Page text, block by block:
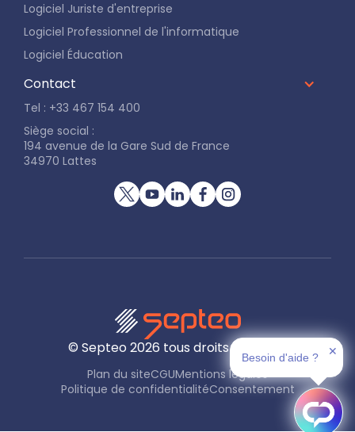
Logiciel Juriste d'entreprise
Logiciel Professionnel de l'informatique
Logiciel Éducation
Contact
Tel : +33 467 154 400
Siège social :
194 avenue de la Gare Sud de France
34970 Lattes
© Septeo 2026 tous droits réservés
Plan du siteCGUMentions légales
Politique de confidentialitéConsentement
Besoin d'aide ? ✕